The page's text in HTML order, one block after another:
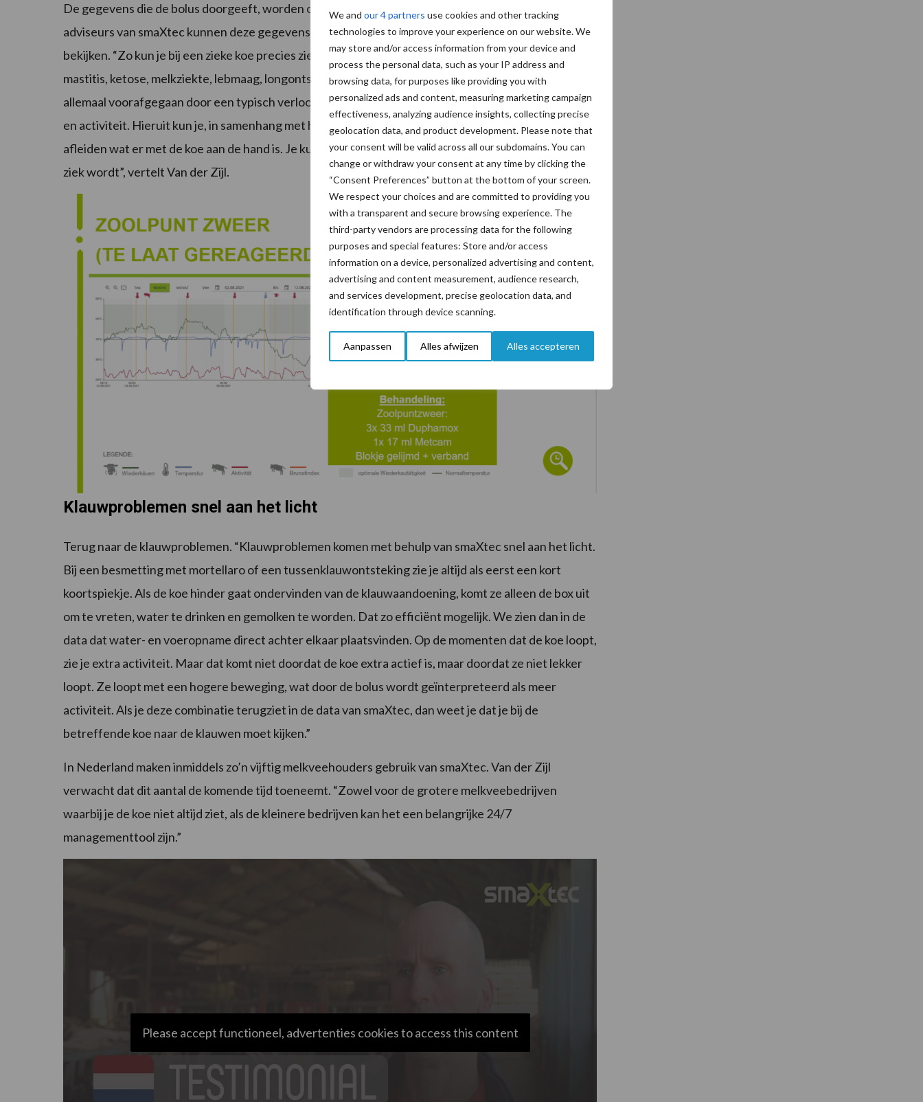
We and our 4 partners use cookies and other tracking
technologies to improve your experience on our website. We
may store and/or access information from your device and
process the personal data, such as your IP address and
browsing data, for purposes like providing you with
personalized ads and content, measuring marketing campaign
effectiveness, analyzing audience insights, collecting precise
geolocation data, and product development. Please note that
your consent will be valid across all our subdomains. You can
change or withdraw your consent at any time by clicking the
“Consent Preferences” button at the bottom of your screen.
We respect your choices and are committed to providing you
with a transparent and secure browsing experience. The
third-party vendors are processing data for the following
purposes and special features: Store and/or access
information on a device, personalized advertising and content,
advertising and content measurement, audience research,
and services development, precise geolocation data, and
identification through device scanning.
Aanpassen Alles afwijzen Alles accepteren
De gegevens die de bolus doorgeeft, worden opgeslagen in de cloud. De melkveehouder en
adviseurs van smaXtec kunnen deze gegevens, die doorlopend in een grafiek worden verwerkt,
bekijken. “Zo kun je bij een zieke koe precies zien wat eraan vooraf is gegaan. Aandoeningen als
mastitis, ketose, melkziekte, lebmaag, longontsteking, scherp in, maar ook kreupelheid worden
allemaal voorafgegaan door een typisch verloop van temperatuur, herkauwactiviteit, wateropname
en activiteit. Hieruit kun je, in samenhang met het lactatiestadium, met grote mate van zekerheid
afleiden wat er met de koe aan de hand is. Je kunt op basis van de data zelfs voorspellen dat de koe
ziek wordt”, vertelt Van der Zijl.
Klauwproblemen snel aan het licht
Terug naar de klauwproblemen. “Klauwproblemen komen met behulp van smaXtec snel aan het licht.
Bij een besmetting met mortellaro of een tussenklauwontsteking zie je altijd als eerst een kort
koortspiekje. Als de koe hinder gaat ondervinden van de klauwaandoening, komt ze alleen de box uit
om te vreten, water te drinken en gemolken te worden. Dat zo efficiënt mogelijk. We zien dan in de
data dat water- en voeropname direct achter elkaar plaatsvinden. Op de momenten dat de koe loopt,
zie je extra activiteit. Maar dat komt niet doordat de koe extra actief is, maar doordat ze niet lekker
loopt. Ze loopt met een hogere beweging, wat door de bolus wordt geïnterpreteerd als meer
activiteit. Als je deze combinatie terugziet in de data van smaXtec, dan weet je dat je bij de
betreffende koe naar de klauwen moet kijken.”
In Nederland maken inmiddels zo’n vijftig melkveehouders gebruik van smaXtec. Van der Zijl
verwacht dat dit aantal de komende tijd toeneemt. “Zowel voor de grotere melkveebedrijven
waarbij je de koe niet altijd ziet, als de kleinere bedrijven kan het een belangrijke 24/7
managementtool zijn.”
Please accept functioneel, advertenties cookies to access this content